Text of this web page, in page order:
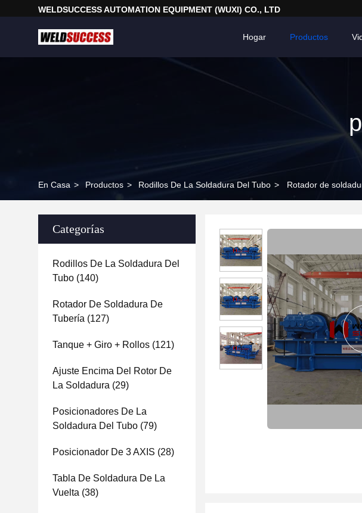
WELDSUCCESS AUTOMATION EQUIPMENT (WUXI) CO., LTD
Hogar Productos
En Casa > Productos > Rodillos De La Soldadura Del Tubo > Rotador de
Categorías
Rodillos De La Soldadura Del
Tubo (140)
Rotador De Soldadura De
Tubería (127)
Tanque + Giro + Rollos (121)
Ajuste Encima Del Rotor De
La Soldadura (29)
Posicionadores De La
Soldadura Del Tubo (79)
Posicionador De 3 AXIS (28)
Tabla De Soldadura De La
Vuelta (38)